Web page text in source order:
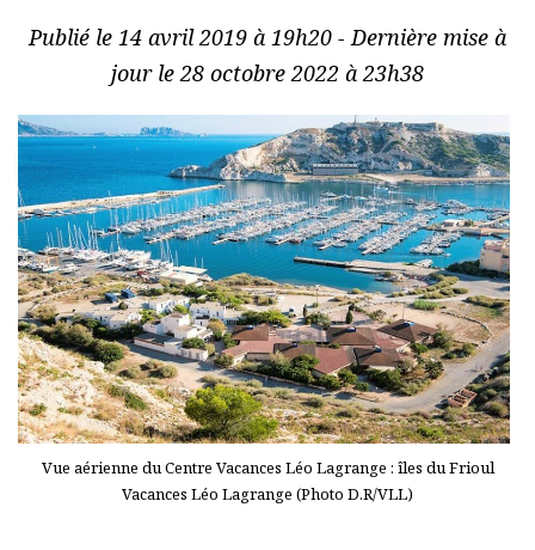
Publié le 14 avril 2019 à 19h20 - Dernière mise à
jour le 28 octobre 2022 à 23h38
Vue aérienne du Centre Vacances Léo Lagrange : îles du Frioul
Vacances Léo Lagrange (Photo D.R/VLL)